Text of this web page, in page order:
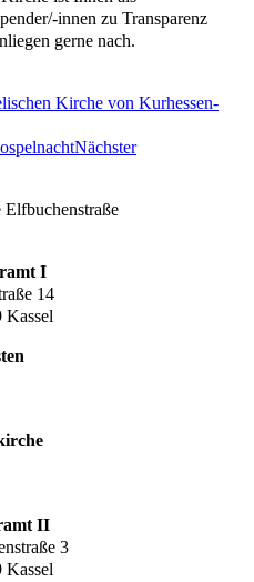
innen zu Transparenz
gerne nach.
Kirche von Kurhessen-
Nächster
I
14
Kassel
II
3
Kassel